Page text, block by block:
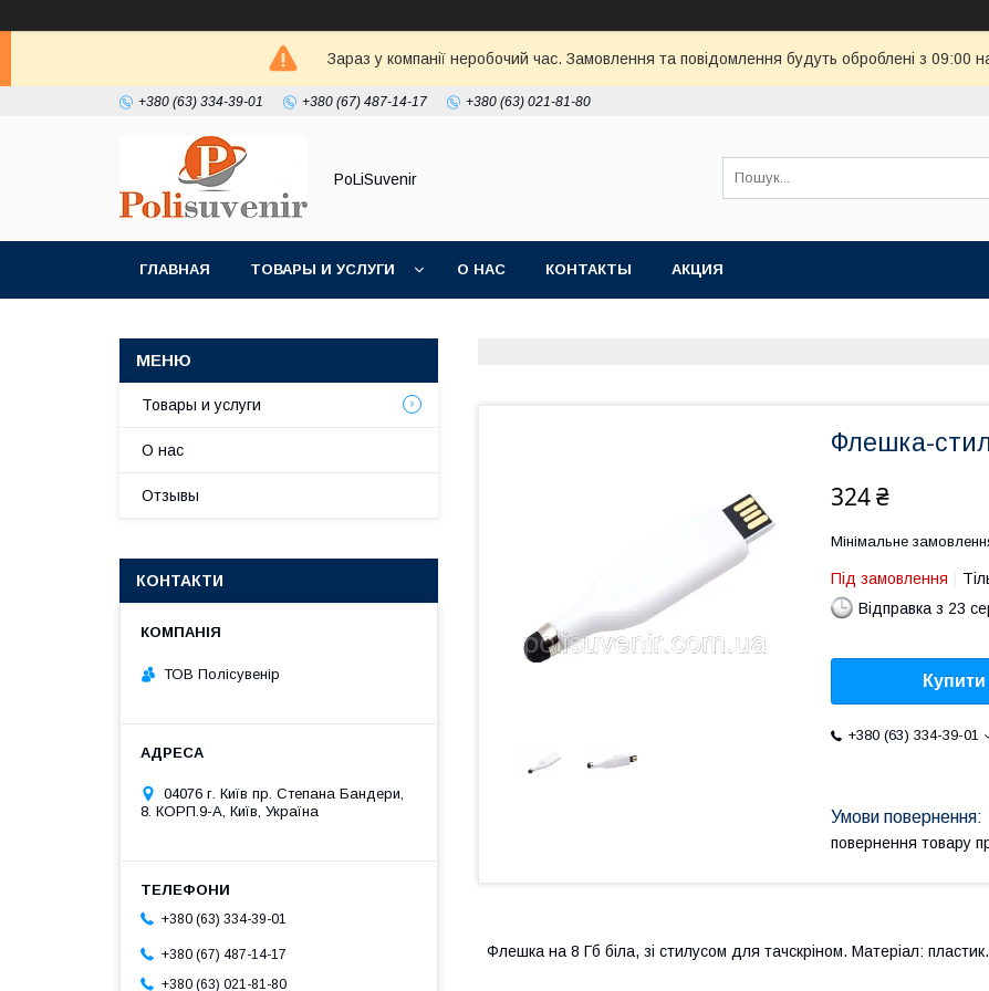
Зараз у компанії неробочий час. Замовлення та повідомлення будуть оброблені з 09:00
+380 (63) 334-39-01 +380 (67) 487-14-17 +380 (63) 021-81-80
PoLiSuvenir
ГЛАВНАЯ ТОВАРЫ И УСЛУГИ О НАС КОНТАКТЫ АКЦИЯ
Флешка-
324 ₴
Мінімальне
Під замовлення
Відправка з 23
Купити
+380 (63) 334-39-01
повернення товару
Флешка на 8 Гб біла, зі стилусом для тачскріном. Матеріал:
Товары и услуги
О нас
Отзывы
КОНТАКТИ
ТОВ Полісувенір
04076 г. Київ пр. Степана Бандери,
8. КОРП.9-А, Київ, Україна
+380 (63) 334-39-01
+380 (67) 487-14-17
+380 (63) 021-81-80